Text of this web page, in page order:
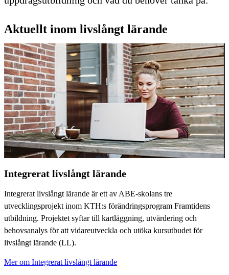
Aktuellt inom livslångt lärande
Integrerat livslångt lärande
Integrerat livslångt lärande är ett av ABE-skolans tre
utvecklingsprojekt inom KTH:s förändringsprogram Framtidens
utbildning. Projektet syftar till kartläggning, utvärdering och
behovsanalys för att vidareutveckla och utöka kursutbudet för
livslångt lärande (LL).
Mer om Integrerat livslångt lärande